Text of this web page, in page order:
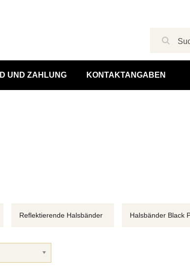
UND ZAHLUNG KONTAKTANGABEN
Reflektierende Halsbänder Halsbänder Black